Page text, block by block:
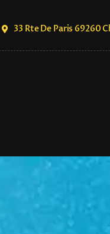
33 Rte De Paris 69260